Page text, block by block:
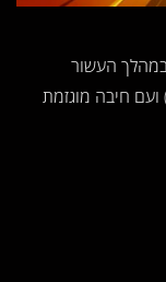
העשור
חיבה מוגזמת